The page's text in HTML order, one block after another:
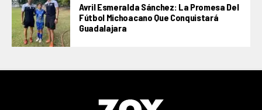
Avril Esmeralda Sánchez: La Promesa Del
Fútbol Michoacano Que Conquistará
Guadalajara